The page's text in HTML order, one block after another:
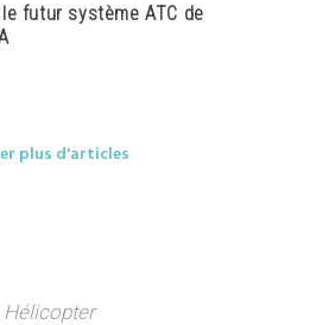
futur système ATC de
plus d'articles
Hélicopter